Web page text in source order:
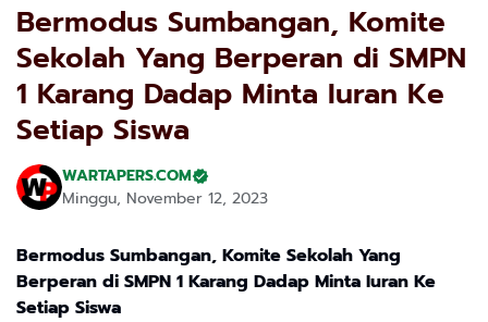
Bermodus Sumbangan, Komite
Sekolah Yang Berperan di SMPN
1 Karang Dadap Minta Iuran Ke
Setiap Siswa
WARTAPERS.COM
Minggu, November 12, 2023
Bermodus Sumbangan, Komite Sekolah Yang
Berperan di SMPN 1 Karang Dadap Minta Iuran Ke
Setiap Siswa